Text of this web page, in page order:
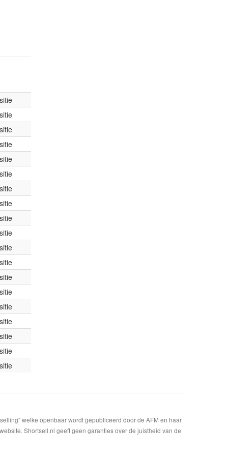
welke openbaar wordt gepubliceerd door de AFM en haar
Shortsell.nl geeft geen garanties over de juistheid van de